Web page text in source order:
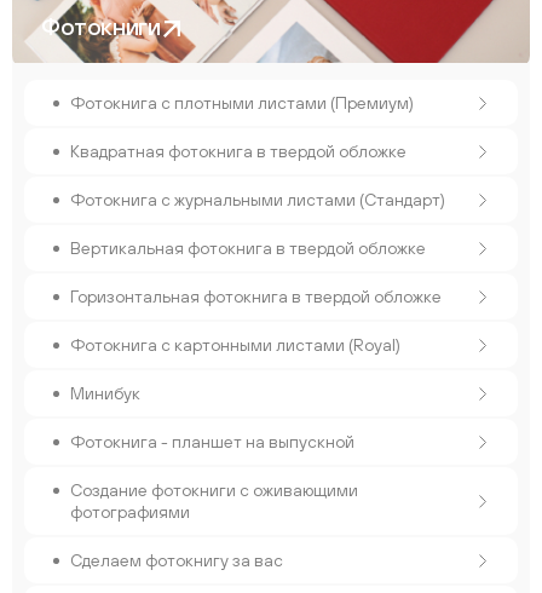
Фотокниги
Фотокнига с плотными листами (Премиум)
Квадратная фотокнига в твердой обложке
Фотокнига с журнальными листами (Стандарт)
Вертикальная фотокнига в твердой обложке
Горизонтальная фотокнига в твердой обложке
Фотокнига с картонными листами (Royal)
Минибук
Фотокнига - планшет на выпускной
Создание фотокниги с оживающими
фотографиями
Сделаем фотокнигу за вас